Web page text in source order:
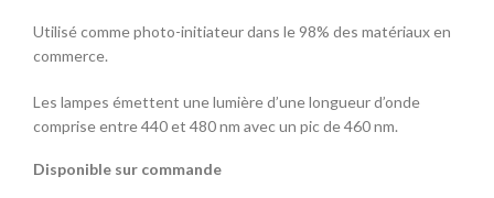
Utilisé comme photo-initiateur dans le 98% des matériaux en
commerce.
Les lampes émettent une lumière d’une longueur d’onde
comprise entre 440 et 480 nm avec un pic de 460 nm.
Disponible sur commande